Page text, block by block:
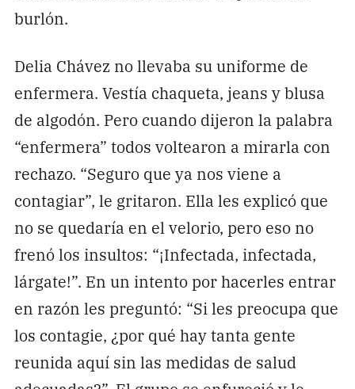
burlón.
Delia Chávez no llevaba su uniforme de
enfermera. Vestía chaqueta, jeans y blusa
de algodón. Pero cuando dijeron la palabra
“enfermera” todos voltearon a mirarla con
rechazo. “Seguro que ya nos viene a
contagiar”, le gritaron. Ella les explicó que
no se quedaría en el velorio, pero eso no
frenó los insultos: “¡Infectada, infectada,
lárgate!”. En un intento por hacerles entrar
en razón les preguntó: “Si les preocupa que
los contagie, ¿por qué hay tanta gente
reunida aquí sin las medidas de salud